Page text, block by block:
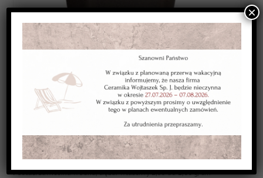
Category: SZKLIWA WYSOKOTOPLIWE 1220-1250*C
Kolor:czekoladowe jasne
Typ:kryjące
Struktura Powierzchni:matowe I efektowe
Postać:zawiesina wodna, ciężar właściwy 1,55 do 1,60 g/cm³
×